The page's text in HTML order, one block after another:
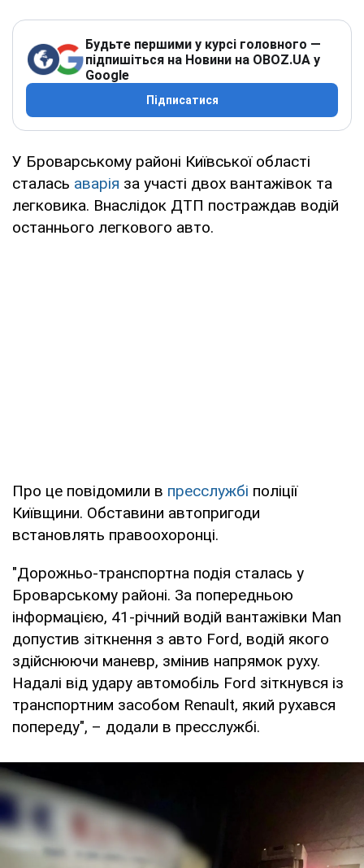
Будьте першими у курсі головного —
підпишіться на Новини на OBOZ.UA у
Google
Підписатися
У Броварському районі Київської області
сталась аварія за участі двох вантажівок та
легковика. Внаслідок ДТП постраждав водій
останнього легкового авто.
Про це повідомили в пресслужбі поліції
Київщини. Обставини автопригоди
встановлять правоохоронці.
"Дорожньо-транспортна подія сталась у
Броварському районі. За попередньою
інформацією, 41-річний водій вантажівки Man
допустив зіткнення з авто Ford, водій якого
здійснюючи маневр, змінив напрямок руху.
Надалі від удару автомобіль Ford зіткнувся із
транспортним засобом Renault, який рухався
попереду", – додали в пресслужбі.